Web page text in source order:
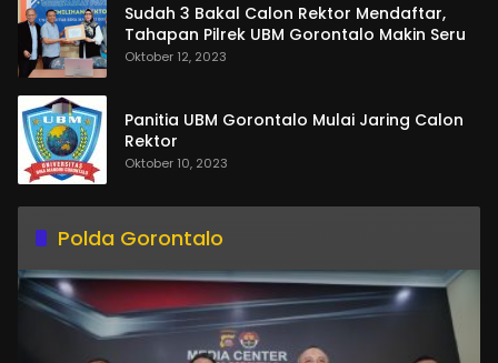
Sudah 3 Bakal Calon Rektor Mendaftar,
Tahapan Pilrek UBM Gorontalo Makin Seru
Oktober 12, 2023
Panitia UBM Gorontalo Mulai Jaring Calon
Rektor
Oktober 10, 2023
Polda Gorontalo